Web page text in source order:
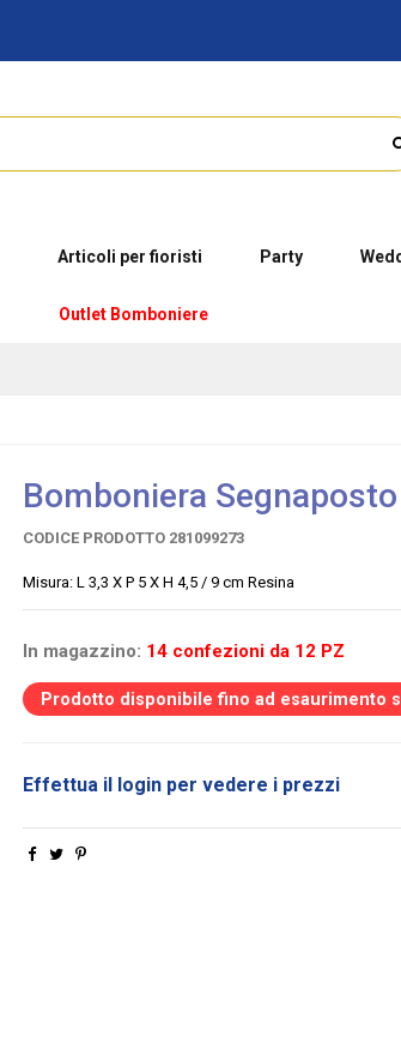
Articoli per fioristi Party
Outlet Bomboniere
Bomboniera
CODICE PRODOTTO 281099273
Misura: L 3,3 X P 5 X H 4,5 / 9 cm Resina
In magazzino: 14 confezioni da 12 PZ
Prodotto disponibile fino ad esaurimento
Effettua il login per vedere i prezzi